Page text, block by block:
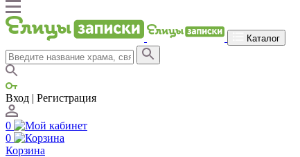
Каталог
Вход | Регистрация
0
0
Корзина